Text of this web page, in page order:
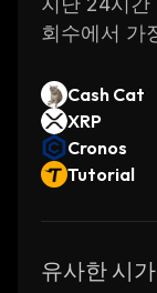
publishers
advantage
low fees,
targeting
Adshares
popular
회수에서 가
Cash Cat
XRP
Cronos
Tutorial
유사한 시